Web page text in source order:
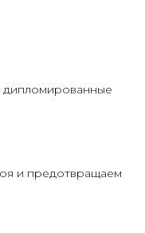
и предотвращаем